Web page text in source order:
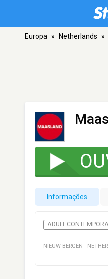
Europa » Netherlands »
Informações
ADULT
NIEUW-BERGEN ·